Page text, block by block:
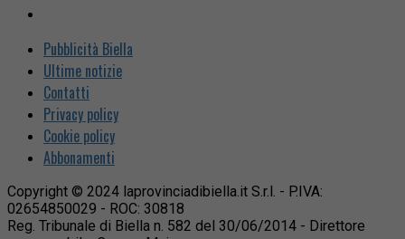
Pubblicità Biella
Ultime notizie
Contatti
Privacy policy
Cookie policy
Abbonamenti
Copyright © 2024 laprovinciadibiella.it S.r.l. - P.IVA:
02654850029 - ROC: 30818
Reg. Tribunale di Biella n. 582 del 30/06/2014 - Direttore